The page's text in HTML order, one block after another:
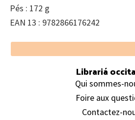
Pés : 172 g
EAN 13 : 9782866176242
Footer
Librariá
Qui sommes-
Foire aux
Contactez-